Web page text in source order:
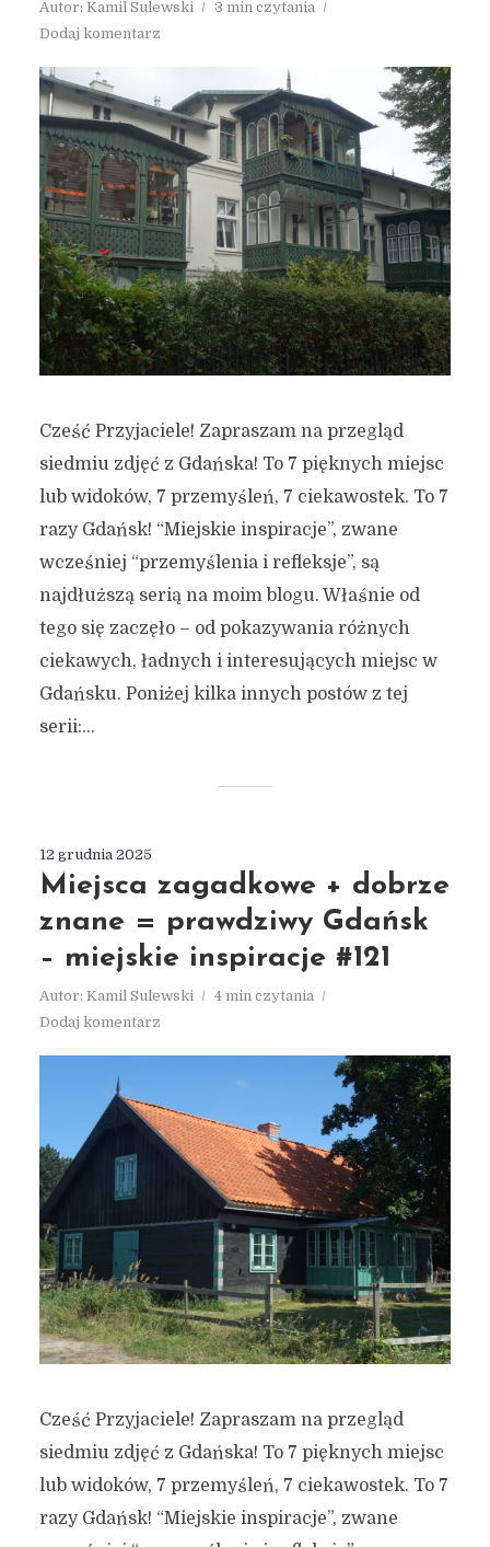
Autor: Kamil Sulewski
3 min czytania
Dodaj komentarz
Cześć Przyjaciele! Zapraszam na przegląd
siedmiu zdjęć z Gdańska! To 7 pięknych miejsc
lub widoków, 7 przemyśleń, 7 ciekawostek. To 7
razy Gdańsk! “Miejskie inspiracje”, zwane
wcześniej “przemyślenia i refleksje”, są
najdłuższą serią na moim blogu. Właśnie od
tego się zaczęło – od pokazywania różnych
ciekawych, ładnych i interesujących miejsc w
Gdańsku. Poniżej kilka innych postów z tej
serii:...
12 grudnia 2025
Miejsca zagadkowe + dobrze
znane = prawdziwy Gdańsk
– miejskie inspiracje #121
Autor: Kamil Sulewski
4 min czytania
Dodaj komentarz
Cześć Przyjaciele! Zapraszam na przegląd
siedmiu zdjęć z Gdańska! To 7 pięknych miejsc
lub widoków, 7 przemyśleń, 7 ciekawostek. To 7
razy Gdańsk! “Miejskie inspiracje”, zwane